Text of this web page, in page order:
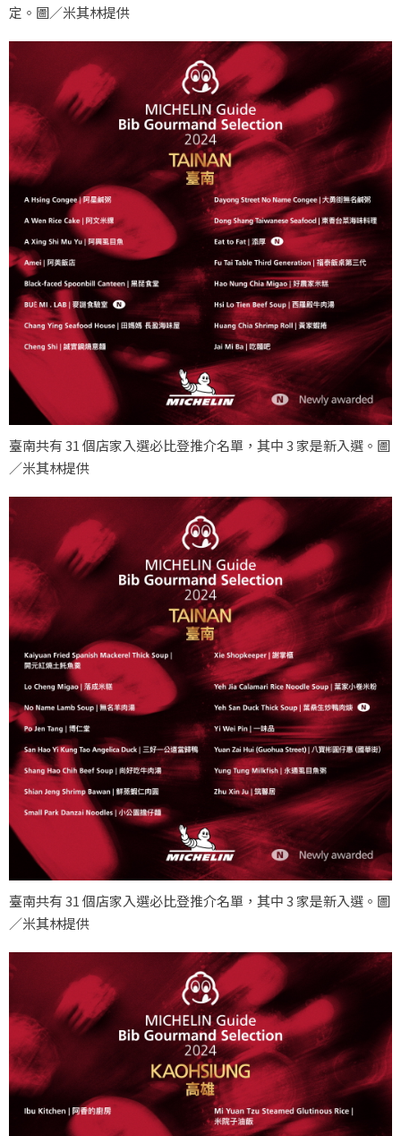
定。圖／米其林提供
臺南共有 31 個店家入選必比登推介名單，其中 3 家是新入選。圖
／米其林提供
臺南共有 31 個店家入選必比登推介名單，其中 3 家是新入選。圖
／米其林提供